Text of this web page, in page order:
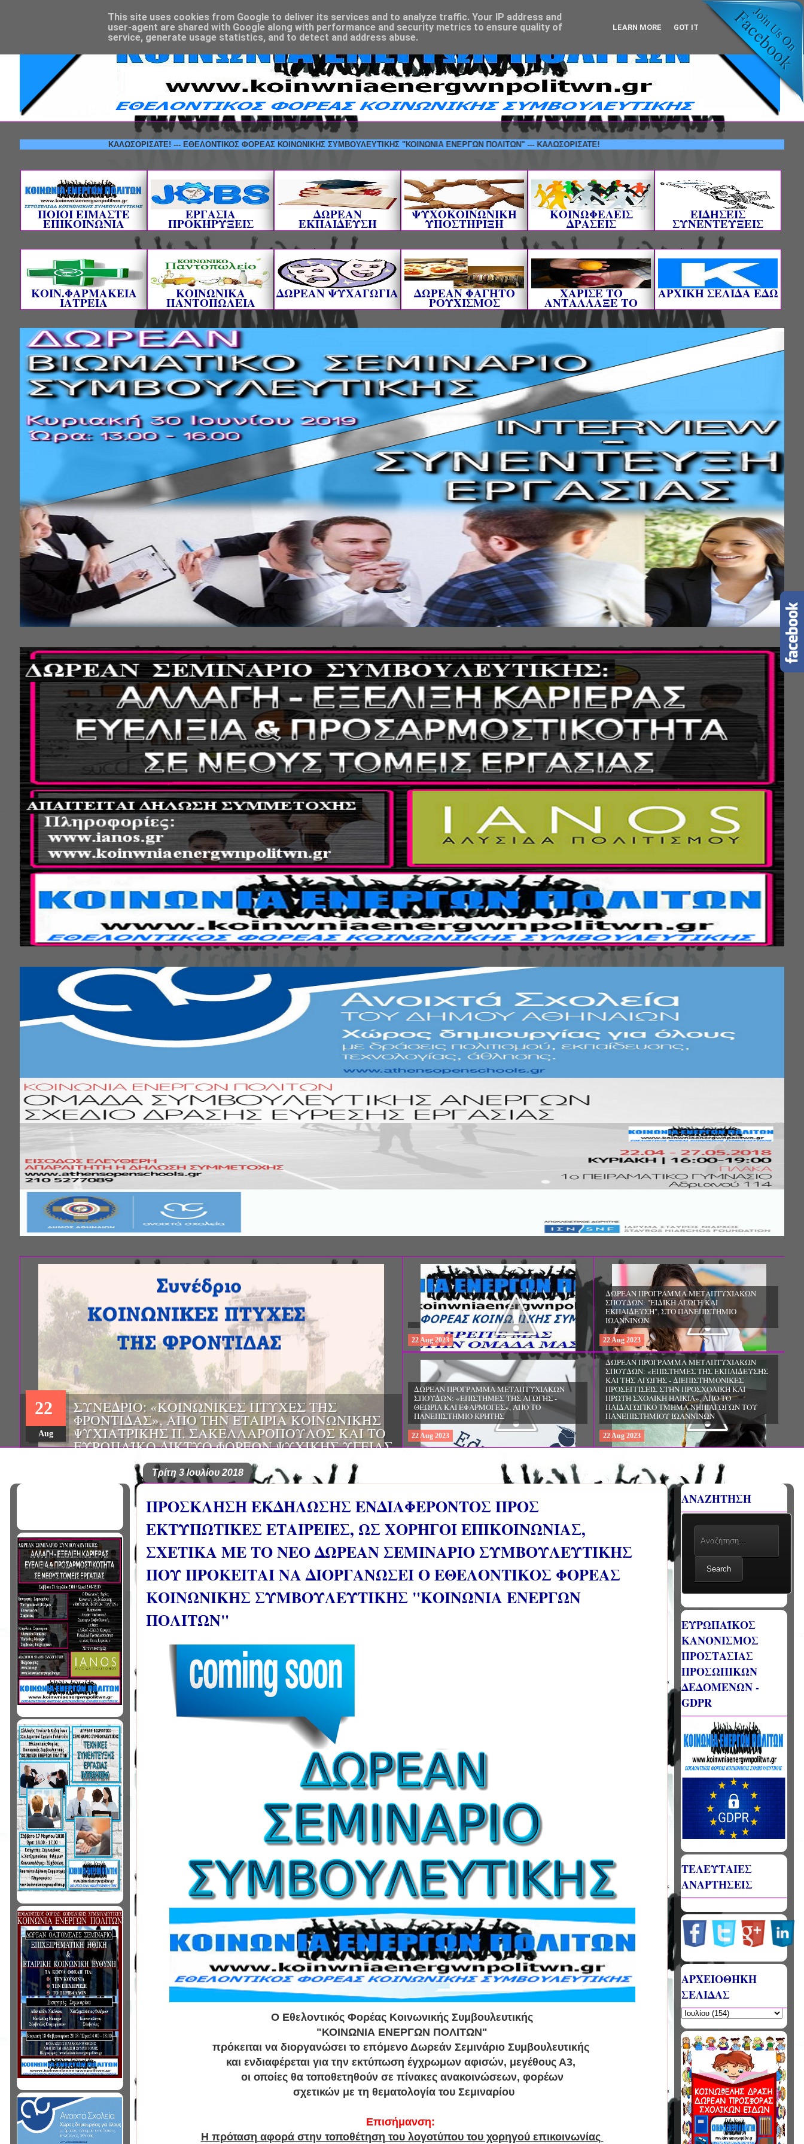
ΚΑΛΩΣΟΡΙΣΑΤΕ! --- ΕΘΕΛΟΝΤΙΚΟΣ ΦΟΡΕΑΣ ΚΟΙΝΩΝΙΚΗΣ ΣΥΜΒΟΥΛΕΥΤΙΚΗΣ "ΚΟΙΝΩΝΙΑ ΕΝΕΡΓΩΝ ΠΟΛΙΤΩΝ" --- ΚΑΛΩΣΟΡΙΣΑΤΕ!
ΠΟΙΟΙ ΕΙΜΑΣΤΕ
ΕΠΙΚΟΙΝΩΝΙΑ
ΕΡΓΑΣΙΑ
ΠΡΟΚΗΡΥΞΕΙΣ
ΔΩΡΕΑΝ
ΕΚΠΑΙΔΕΥΣΗ
ΨΥΧΟΚΟΙΝΩΝΙΚΗ
ΥΠΟΣΤΗΡΙΞΗ
ΚΟΙΝΩΦΕΛΕΙΣ
ΔΡΑΣΕΙΣ
ΕΙΔΗΣΕΙΣ
ΣΥΝΕΝΤΕΥΞΕΙΣ
ΚΟΙΝ.ΦΑΡΜΑΚΕΙΑ
ΙΑΤΡΕΙΑ
ΚΟΙΝΩΝΙΚΑ
ΠΑΝΤΟΠΩΛΕΙΑ
ΔΩΡΕΑΝ ΨΥΧΑΓΩΓΙΑ ΔΩΡΕΑΝ ΦΑΓΗΤΟ
ΡΟΥΧΙΣΜΟΣ
ΧΑΡΙΣΕ ΤΟ
ΑΝΤΑΛΛΑΞΕ ΤΟ
AΡΧΙΚΗ ΣΕΛΙΔΑ ΕΔΩ
Aug
ΔΩΡΕΑΝ ΠΡΟΓΡΑΜΜΑ ΜΕΤΑΠΤΥΧΙΑΚΩΝ
ΣΠΟΥΔΩΝ: "ΕΙΔΙΚΗ ΑΓΩΓΗ ΚΑΙ
ΕΚΠΑΙΔΕΥΣΗ", ΣΤΟ ΠΑΝΕΠΙΣΤΗΜΙΟ
ΙΩΑΝΝΙΝΩΝ
22Aug 2023
ΔΩΡΕΑΝ ΠΡΟΓΡΑΜΜΑ ΜΕΤΑΠΤΥΧΙΑΚΩΝ
ΣΠΟΥΔΩΝ: «ΕΠΙΣΤΗΜΕΣ ΤΗΣ ΑΓΩΓΗΣ -
ΘΕΩΡΙΑ ΚΑΙ ΕΦΑΡΜΟΓΕΣ», ΑΠΟ ΤΟ
ΠΑΝΕΠΙΣΤΗΜΙΟ ΚΡΗΤΗΣ
22Aug 2023
ΔΩΡΕΑΝ ΠΡΟΓΡΑΜΜΑ ΜΕΤΑΠΤΥΧΙΑΚΩΝ
ΣΠΟΥΔΩΝ: «ΕΠΙΣΤΗΜΕΣ ΤΗΣ ΕΚΠΑΙΔΕΥΣΗΣ
ΚΑΙ ΤΗΣ ΑΓΩΓΗΣ - ΔΙΕΠΙΣΤΗΜΟΝΙΚΕΣ
ΠΡΟΣΕΓΓΙΣΕΙΣ ΣΤΗΝ ΠΡΟΣΧΟΛΙΚΗ ΚΑΙ
ΠΡΩΤΗ ΣΧΟΛΙΚΗ ΗΛΙΚΙΑ», ΑΠΟ ΤΟ
ΠΑΙΔΑΓΩΓΙΚΟ ΤΜΗΜΑ ΝΗΠΙΑΓΩΓΩΝ ΤΟΥ
ΠΑΝΕΠΙΣΤΗΜΙΟΥ ΙΩΑΝΝΙΝΩΝ
22
ΗΜΕΡΙΔΑ: «Ο ΡΟΛΟΣ ΤΩΝ ΕΠΑΓΓΕΛΜΑΤΙΩΝ
ΥΓΕΙΑΣ ΣΤΗΝ ΑΝΑΖΩΟΓΟΝΗΣΗ», ΑΠΟ ΤΗΝ
ΕΛΛΗΝΙΚΗ ΕΤΑΙΡΕΙΑ
ΚΑΡΔΙΟΑΝΑΠΝΕΥΣΤΙΚΗΣ ΑΝΑΖΩΟΓΟΝΗΣΗΣ
22Aug 2023
Τρίτη 3 Ιουλίου 2018
ΠΡΟΣΚΛΗΣΗ ΕΚΔΗΛΩΣΗΣ ΕΝΔΙΑΦΕΡΟΝΤΟΣ ΠΡΟΣ
ΕΚΤΥΠΩΤΙΚΕΣ ΕΤΑΙΡΕΙΕΣ, ΩΣ ΧΟΡΗΓΟΙ ΕΠΙΚΟΙΝΩΝΙΑΣ,
ΣΧΕΤΙΚΑ ΜΕ ΤΟ ΝΕΟ ΔΩΡΕΑΝ ΣΕΜΙΝΑΡΙΟ ΣΥΜΒΟΥΛΕΥΤΙΚΗΣ
ΠΟΥ ΠΡΟΚΕΙΤΑΙ ΝΑ ΔΙΟΡΓΑΝΩΣΕΙ Ο ΕΘΕΛΟΝΤΙΚΟΣ ΦΟΡΕΑΣ
ΚΟΙΝΩΝΙΚΗΣ ΣΥΜΒΟΥΛΕΥΤΙΚΗΣ "ΚΟΙΝΩΝΙΑ ΕΝΕΡΓΩΝ
ΠΟΛΙΤΩΝ"
Ο Εθελοντικός Φορέας Κοινωνικής Συμβουλευτικής
"ΚΟΙΝΩΝΙΑ ΕΝΕΡΓΩΝ ΠΟΛΙΤΩΝ"
πρόκειται να διοργανώσει το επόμενο Δωρεάν Σεμινάριο Συμβουλευτικής
και ενδιαφέρεται για την εκτύπωση έγχρωμων αφισών, μεγέθους Α3,
οι οποίες θα τοποθετηθούν σε πίνακες ανακοινώσεων, φορέων
σχετικών με τη θεματολογία του Σεμιναρίου
Επισήμανση:
Η πρόταση αφορά στην τοποθέτηση του λογοτύπου του χορηγού επικοινωνίας
ΑΝΑΖΗΤΗΣΗ
Search
ΕΥΡΩΠΑΪΚΟΣ
ΚΑΝΟΝΙΣΜΟΣ
ΠΡΟΣΤΑΣΙΑΣ
ΠΡΟΣΩΠΙΚΩΝ
ΔΕΔΟΜΕΝΩΝ -
GDPR
ΤΕΛΕΥΤΑΙΕΣ
ΑΝΑΡΤΗΣΕΙΣ
ΑΡΧΕΙΟΘΗΚΗ
ΣΕΛΙΔΑΣ
This site uses cookies from Google to deliver its services and to analyze traffic. Your IP address and
user-agent are shared with Google along with performance and security metrics to ensure quality of
service, generate usage statistics, and to detect and address abuse.
LEARN MORE GOT IT